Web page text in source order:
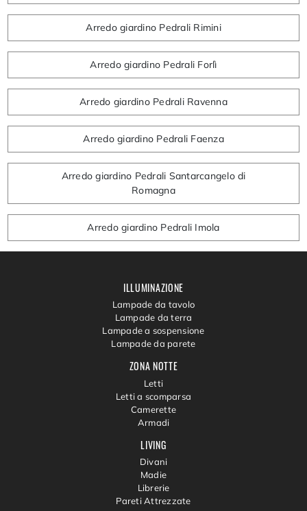
Arredo giardino Pedrali Rimini
Arredo giardino Pedrali Forlì
Arredo giardino Pedrali Ravenna
Arredo giardino Pedrali Faenza
Arredo giardino Pedrali Santarcangelo di
Romagna
Arredo giardino Pedrali Imola
LIVING
Divani
Madie
Librerie
Pareti Attrezzate
ZONA NOTTE
Letti
Letti a scomparsa
Camerette
Armadi
ILLUMINAZIONE
Lampade da tavolo
Lampade da terra
Lampade a sospensione
Lampade da parete